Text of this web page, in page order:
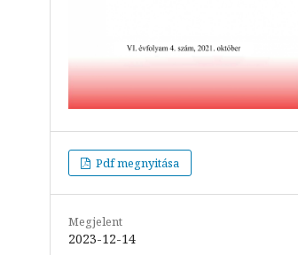
Pdf megnyitása
Megjelent
2023-12-14